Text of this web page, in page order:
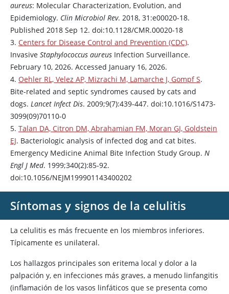
aureus: Molecular Characterization, Evolution, and
Epidemiology. Clin Microbiol Rev. 2018, 31:e00020-18.
Published 2018 Sep 12. doi:10.1128/CMR.00020-18
3. Centers for Disease Control and Prevention (CDC).
Invasive Staphylococcus aureus Infection Surveillance.
February 10, 2026. Accessed January 16, 2026.
4. Oehler RL, Velez AP, Mizrachi M, Lamarche J, Gompf S.
Bite-related and septic syndromes caused by cats and
dogs. Lancet Infect Dis. 2009;9(7):439-447. doi:10.1016/S1473-
3099(09)70110-0
5. Talan DA, Citron DM, Abrahamian FM, Moran GJ, Goldstein
EJ. Bacteriologic analysis of infected dog and cat bites.
Emergency Medicine Animal Bite Infection Study Group. N
Engl J Med. 1999;340(2):85-92.
doi:10.1056/NEJM199901143400202
Síntomas y signos de la celulitis
La celulitis es más frecuente en los miembros inferiores.
Típicamente es unilateral.
Los hallazgos principales son eritema local y dolor a la
palpación y, en infecciones más graves, a menudo linfangitis
(inflamación de los vasos linfáticos que se presenta como